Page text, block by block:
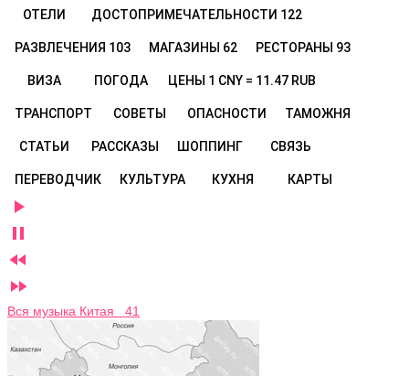
ОТЕЛИ ДОСТОПРИМЕЧАТЕЛЬНОСТИ 122
РАЗВЛЕЧЕНИЯ 103 МАГАЗИНЫ 62 РЕСТОРАНЫ 93
ВИЗА ПОГОДА ЦЕНЫ 1 CNY = 11.47 RUB
ТРАНСПОРТ СОВЕТЫ ОПАСНОСТИ ТАМОЖНЯ
СТАТЬИ РАССКАЗЫ ШОППИНГ СВЯЗЬ
ПЕРЕВОДЧИК КУЛЬТУРА КУХНЯ КАРТЫ




Вся музыка Китая 41